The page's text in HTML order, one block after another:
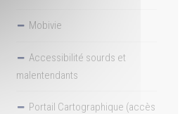
Mobivie
Accessibilité sourds et
malentendants
Portail Cartographique (accès